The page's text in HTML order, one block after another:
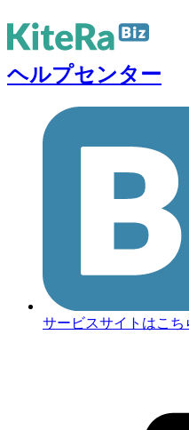
ヘルプセンター
サービスサイトはこち